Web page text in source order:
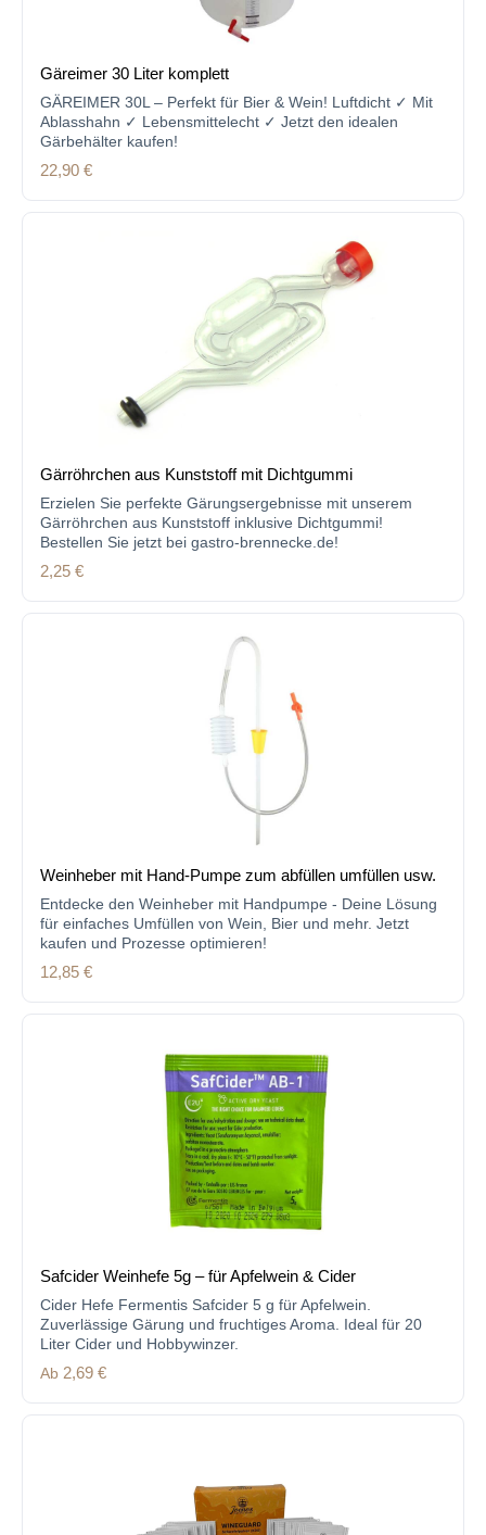
Gäreimer 30 Liter komplett
GÄREIMER 30L – Perfekt für Bier & Wein! Luftdicht ✓ Mit
Ablasshahn ✓ Lebensmittelecht ✓ Jetzt den idealen
Gärbehälter kaufen!
Regulärer Preis:
22,90 €
Gärröhrchen aus Kunststoff mit Dichtgummi
Erzielen Sie perfekte Gärungsergebnisse mit unserem
Gärröhrchen aus Kunststoff inklusive Dichtgummi!
Bestellen Sie jetzt bei gastro-brennecke.de!
Regulärer Preis:
2,25 €
Weinheber mit Hand-Pumpe zum abfüllen umfüllen usw.
Entdecke den Weinheber mit Handpumpe - Deine Lösung
für einfaches Umfüllen von Wein, Bier und mehr. Jetzt
kaufen und Prozesse optimieren!
Regulärer Preis:
12,85 €
Safcider Weinhefe 5g – für Apfelwein & Cider
Cider Hefe Fermentis Safcider 5 g für Apfelwein.
Zuverlässige Gärung und fruchtiges Aroma. Ideal für 20
Liter Cider und Hobbywinzer.
Regulärer Preis:
Ab 2,69 €